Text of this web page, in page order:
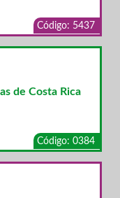
Código: 5437
de Costa Rica
Código: 0384